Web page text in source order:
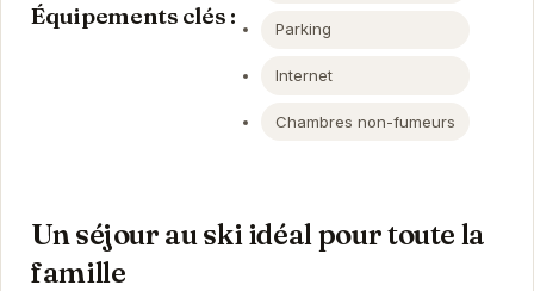
Équipements clés : Parking
Internet
Chambres non-fumeurs
Un séjour au ski idéal pour toute la
famille